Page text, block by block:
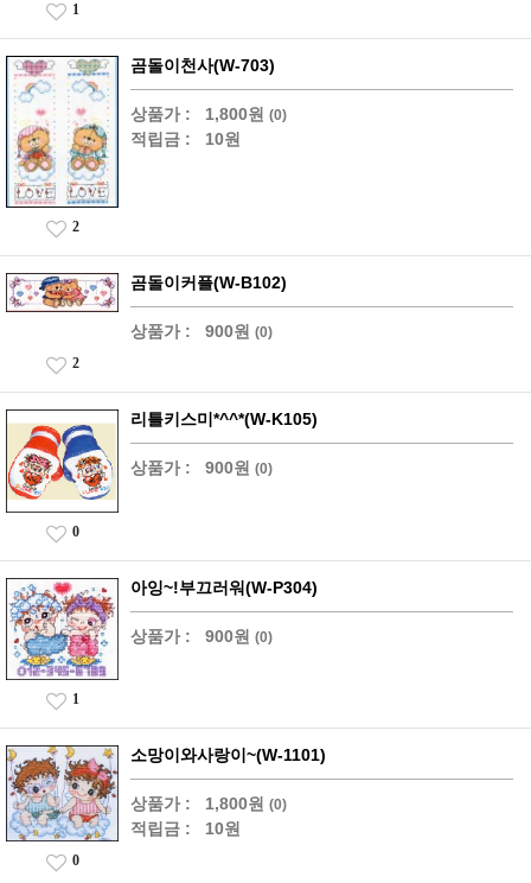
1
곰돌이천사(W-703)
상품가 : 1,800원 (0)
적립금 : 10원
2
곰돌이커플(W-B102)
상품가 : 900원 (0)
2
리틀키스미*^^*(W-K105)
상품가 : 900원 (0)
0
아잉~!부끄러워(W-P304)
상품가 : 900원 (0)
1
소망이와사랑이~(W-1101)
상품가 : 1,800원 (0)
적립금 : 10원
0